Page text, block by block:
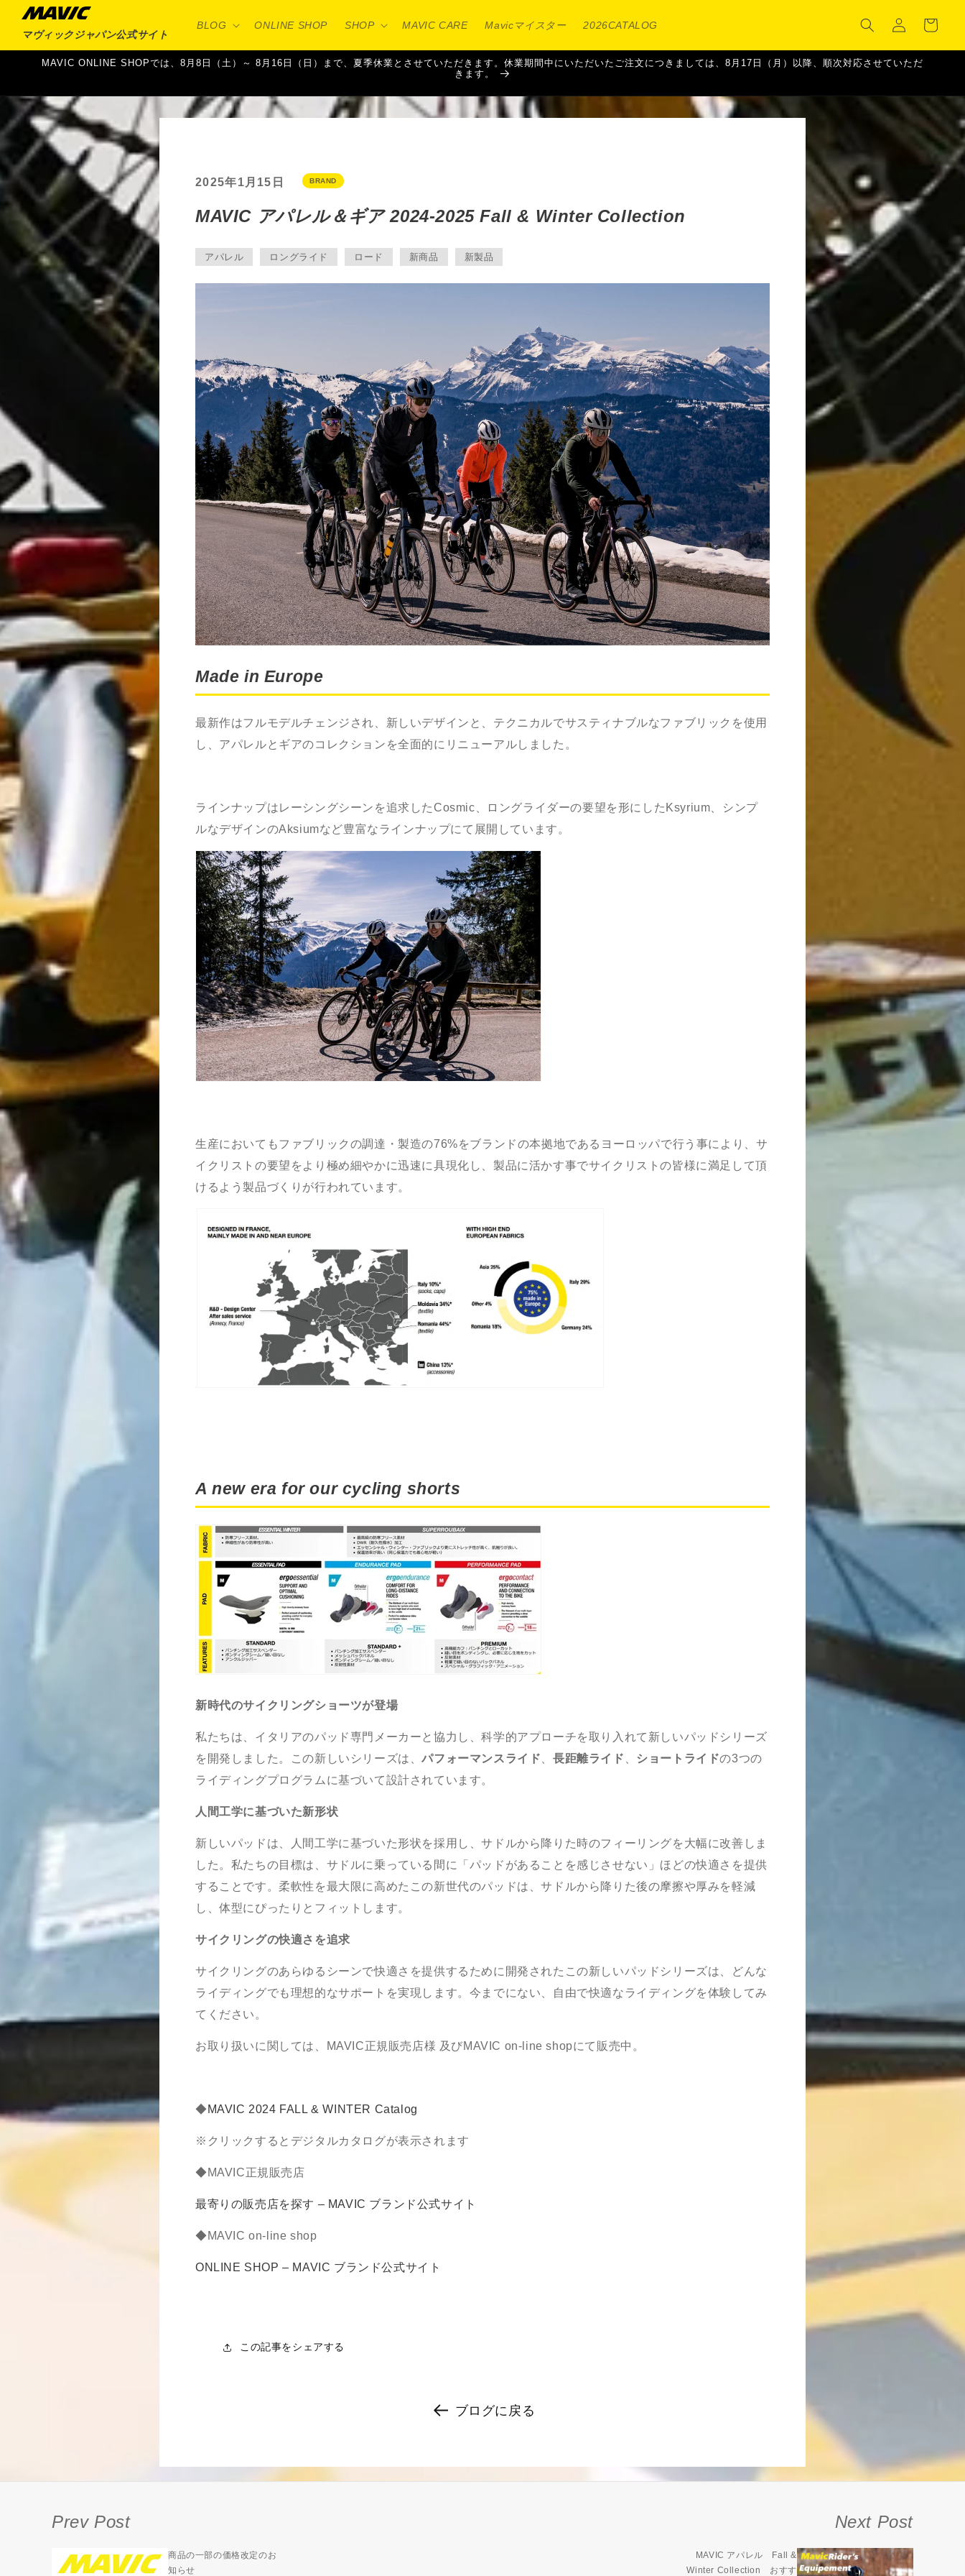
ンツに
進む
マヴィックジャパン公式サイト
BLOG ONLINE SHOP SHOP MAVIC CARE Mavicマイスター 2026CATALOG
イ
ン
ー
MAVIC ONLINE SHOPでは、8月8日（土）～ 8月16日（日）まで、夏季休業とさせていただきます。休業期間中にいただいたご注文につきましては、8月17日（月）以降、順次対応させていただ
きます。
2025年1月15日 BRAND
MAVIC アパレル＆ギア 2024-2025 Fall & Winter Collection
アパレル ロングライド ロード 新商品 新製品
Made in Europe
最新作はフルモデルチェンジされ、新しいデザインと、テクニカルでサスティナブルなファブリックを使用
し、アパレルとギアのコレクションを全面的にリニューアルしました。
ラインナップはレーシングシーンを追求したCosmic 、ロングライダーの要望を形にした Ksyrium 、シンプ
ルなデザインのAksiumなど豊富なラインナップにて展開しています。
生産においてもファブリックの調達・製造の76%をブランドの本拠地であるヨーロッパで行う事により、サ
イクリストの要望をより極め細やかに迅速に具現化し、製品に活かす事でサイクリストの皆様に満足して頂
けるよう製品づくりが行われています。
A new era for our cycling shorts
新時代のサイクリングショーツが登場
私たちは、イタリアのパッド専門メーカーと協力し、科学的アプローチを取り入れて新しいパッドシリーズ
を開発しました。この新しいシリーズは、パフォーマンスライド 、長距離ライド ショートライドの3つの
ライディングプログラムに基づいて設計されています。
人間工学に基づいた新形状
新しいパッドは、人間工学に基づいた形状を採用し、サドルから降りた時のフィーリングを大幅に改善しま
した。私たちの目標は、サドルに乗っている間に「パッドがあることを感じさせない」ほどの快適さを提供
することです。柔軟性を最大限に高めたこの新世代のパッドは、サドルから降りた後の摩擦や厚みを軽減
し、体型にぴったりとフィットします。
サイクリングの快適さを追求
サイクリングのあらゆるシーンで快適さを提供するために開発されたこの新しいパッドシリーズは、どんな
ライディングでも理想的なサポートを実現します。今までにない、自由で快適なライディングを体験してみ
てください。
お取り扱いに関しては、 MAVIC正規販売店様 及びMAVIC on-line shopにて販売中。
◆MAVIC 2024 FALL & WINTER Catalog
※クリックするとデジタルカタログが表示されます
◆MAVIC正規販売店
最寄りの販売店を探す – MAVIC ブランド公式サイト
◆MAVIC on-line shop
ONLINE SHOP – MAVIC ブランド公式サイト
この記事をシェアする
ブログに戻る
Prev Post
商品の一部の価格改定のお
知らせ
Next Post
MAVIC アパレル Fall &
Winter Collection おすす